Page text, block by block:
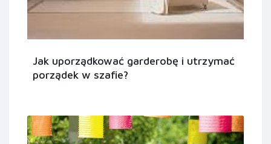
Jak uporządkować garderobę i utrzymać
porządek w szafie?